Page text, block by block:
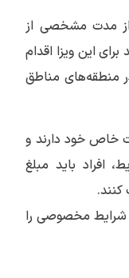
مدت مشخصی از
این ویزا اقدام
در منطقه‌های مناطق
خاص خود دارند و
افراد باید مبلغ
کنند.
افراد باید شرایط مخصوصی را